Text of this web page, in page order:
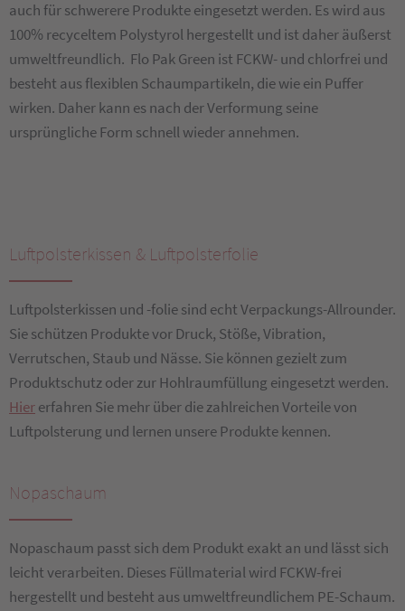
auch für schwerere Produkte eingesetzt werden. Es wird aus
100% recyceltem Polystyrol hergestellt und ist daher äußerst
umweltfreundlich. Flo Pak Green ist FCKW- und chlorfrei und
besteht aus flexiblen Schaumpartikeln, die wie ein Puffer
wirken. Daher kann es nach der Verformung seine
ursprüngliche Form schnell wieder annehmen.
Luftpolsterkissen & Luftpolsterfolie
Luftpolsterkissen und -folie sind echt Verpackungs-Allrounder.
Sie schützen Produkte vor Druck, Stöße, Vibration,
Verrutschen, Staub und Nässe. Sie können gezielt zum
Produktschutz oder zur Hohlraumfüllung eingesetzt werden.
Hiererfahren Sie mehr über die zahlreichen Vorteile von
Luftpolsterung und lernen unsere Produkte kennen.
Nopaschaum
Nopaschaum passt sich dem Produkt exakt an und lässt sich
leicht verarbeiten. Dieses Füllmaterial wird FCKW-frei
hergestellt und besteht aus umweltfreundlichem PE-Schaum.